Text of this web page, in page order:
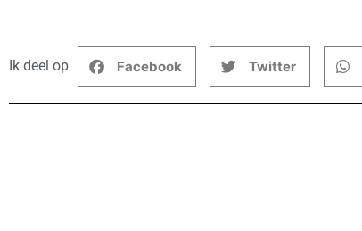
Ik deel op Facebook Twitter